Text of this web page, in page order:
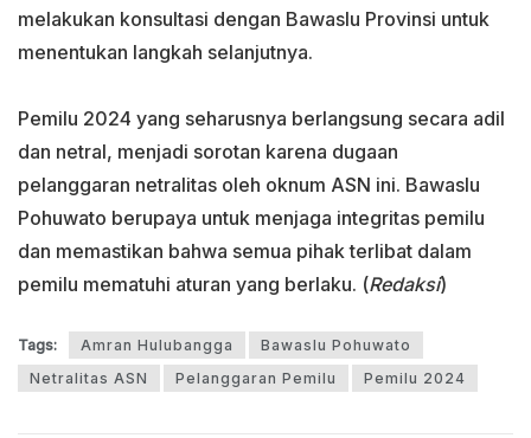
melakukan konsultasi dengan Bawaslu Provinsi untuk
menentukan langkah selanjutnya.
Pemilu 2024 yang seharusnya berlangsung secara adil
dan netral, menjadi sorotan karena dugaan
pelanggaran netralitas oleh oknum ASN ini. Bawaslu
Pohuwato berupaya untuk menjaga integritas pemilu
dan memastikan bahwa semua pihak terlibat dalam
pemilu mematuhi aturan yang berlaku. (Redaksi)
Tags: Amran Hulubangga
Bawaslu Pohuwato
Netralitas ASN
Pelanggaran Pemilu Pemilu 2024